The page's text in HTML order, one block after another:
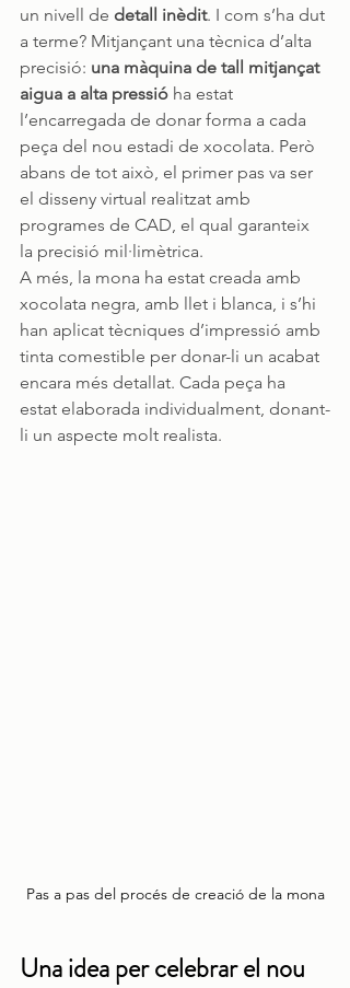
un nivell de detall inèdit. I com s’ha dut
a terme? Mitjançant una tècnica d’alta
precisió: una màquina de tall mitjançat
aigua a alta pressió ha estat
l’encarregada de donar forma a cada
peça del nou estadi de xocolata. Però
abans de tot això, el primer pas va ser
el disseny virtual realitzat amb
programes de CAD, el qual garanteix
la precisió mil·limètrica.
A més, la mona ha estat creada amb
xocolata negra, amb llet i blanca, i s’hi
han aplicat tècniques d’impressió amb
tinta comestible per donar-li un acabat
encara més detallat. Cada peça ha
estat elaborada individualment, donant-
li un aspecte molt realista.
Pas a pas del procés de creació de la mona
Una idea per celebrar el nou